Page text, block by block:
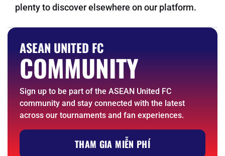
plenty to discover elsewhere on our platform.
ASEAN UNITED FC
COMMUNITY
Sign up to be part of the ASEAN United FC
community and stay connected with the latest
across our tournaments and fan experiences.
THAM GIA MIỄN PHÍ